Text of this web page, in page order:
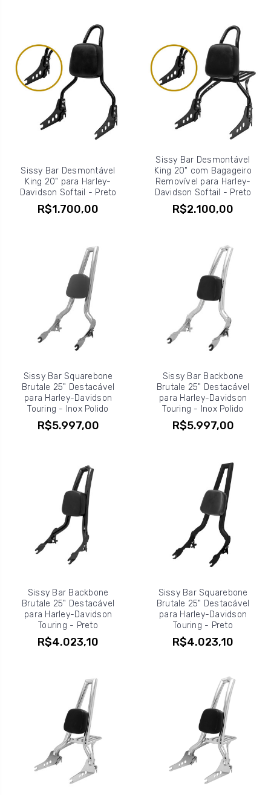
Sissy Bar Desmontável
King 20" para Harley-
Davidson Softail - Preto
R$1.700,00
Sissy Bar Desmontável
King 20" com Bagageiro
Removível para Harley-
Davidson Softail - Preto
R$2.100,00
Sissy Bar Squarebone
Brutale 25" Destacável
para Harley-Davidson
Touring - Inox Polido
R$5.997,00
Sissy Bar Backbone
Brutale 25" Destacável
para Harley-Davidson
Touring - Inox Polido
R$5.997,00
Sissy Bar Backbone
Brutale 25" Destacável
para Harley-Davidson
Touring - Preto
R$4.023,10
Sissy Bar Squarebone
Brutale 25" Destacável
para Harley-Davidson
Touring - Preto
R$4.023,10